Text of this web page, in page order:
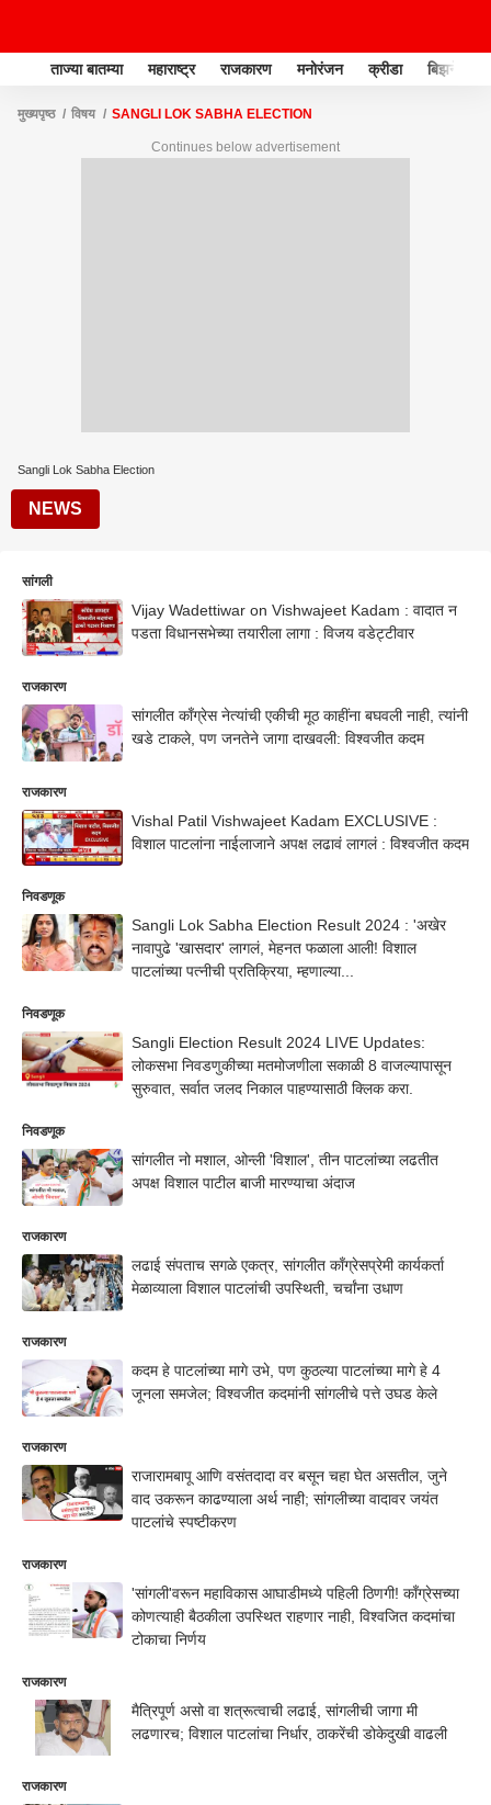
ताज्या बातम्या महाराष्ट्र राजकारण मनोरंजन क्रीडा बिझनेस
मुख्यपृष्ठ विषय SANGLI LOK SABHA ELECTION
Continues below advertisement
Sangli Lok Sabha Election
NEWS
सांगली
Vijay Wadettiwar on Vishwajeet Kadam : वादात न
पडता विधानसभेच्या तयारीला लागा : विजय वडेट्टीवार
राजकारण
सांगलीत काँग्रेस नेत्यांची एकीची मूठ काहींना बघवली नाही, त्यांनी
खडे टाकले, पण जनतेने जागा दाखवली: विश्वजीत कदम
राजकारण
Vishal Patil Vishwajeet Kadam EXCLUSIVE :
विशाल पाटलांना नाईलाजाने अपक्ष लढावं लागलं : विश्वजीत कदम
निवडणूक
Sangli Lok Sabha Election Result 2024 : 'अखेर
नावापुढे 'खासदार' लागलं, मेहनत फळाला आली! विशाल
पाटलांच्या पत्नीची प्रतिक्रिया, म्हणाल्या...
निवडणूक
Sangli Election Result 2024 LIVE Updates:
लोकसभा निवडणुकीच्या मतमोजणीला सकाळी 8 वाजल्यापासून
सुरुवात, सर्वात जलद निकाल पाहण्यासाठी क्लिक करा.
निवडणूक
सांगलीत नो मशाल, ओन्ली 'विशाल', तीन पाटलांच्या लढतीत
अपक्ष विशाल पाटील बाजी मारण्याचा अंदाज
राजकारण
लढाई संपताच सगळे एकत्र, सांगलीत काँग्रेसप्रेमी कार्यकर्ता
मेळाव्याला विशाल पाटलांची उपस्थिती, चर्चांना उधाण
राजकारण
कदम हे पाटलांच्या मागे उभे, पण कुठल्या पाटलांच्या मागे हे 4
जूनला समजेल; विश्वजीत कदमांनी सांगलीचे पत्ते उघड केले
राजकारण
राजारामबापू आणि वसंतदादा वर बसून चहा घेत असतील, जुने
वाद उकरून काढण्याला अर्थ नाही; सांगलीच्या वादावर जयंत
पाटलांचे स्पष्टीकरण
राजकारण
'सांगली'वरून महाविकास आघाडीमध्ये पहिली ठिणगी! काँग्रेसच्या
कोणत्याही बैठकीला उपस्थित राहणार नाही, विश्वजित कदमांचा
टोकाचा निर्णय
राजकारण
मैत्रिपूर्ण असो वा शत्रूत्वाची लढाई, सांगलीची जागा मी
लढणारच; विशाल पाटलांचा निर्धार, ठाकरेंची डोकेदुखी वाढली
राजकारण